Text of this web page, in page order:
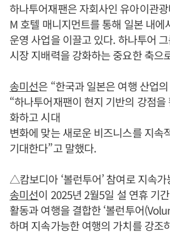
하나투어재팬은 자회사인 유아이관
M 호텔 매니지먼트를 통해 일본 내에
운영 사업을 이끌고 있다. 하나투어
시장 지배력을 강화하는 중요한 축으
송미선은 “한국과 일본은 여행 산업
“하나투어재팬이 현지 기반의 강점
화하고 시대
변화에 맞는 새로운 비즈니스를 지속
기대한다”고 말했다.
△캄보디아 ‘볼런투어’ 참여로 지속
송미선이 2025년 2월5일 설 연휴 기
활동과 여행을 결합한 ‘볼런투어
하며 지속가능한 여행의 가치를 강조